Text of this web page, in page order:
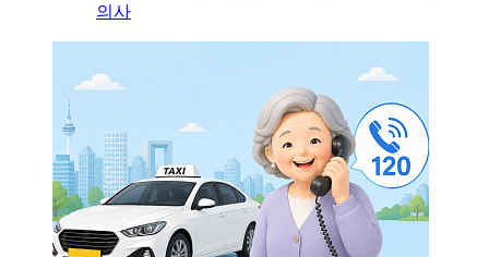
의사